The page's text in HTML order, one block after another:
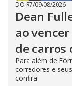
DO R7/09/08/2026
Dean
ao
de carros
Para além de
corredores e
confira